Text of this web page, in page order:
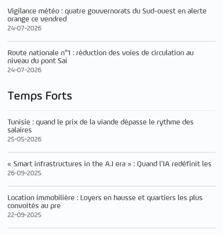
Vigilance météo : quatre gouvernorats du Sud-ouest en alerte
orange ce vendred
24-07-2026
Route nationale n°1 : réduction des voies de circulation au
niveau du pont Sai
24-07-2026
Temps Forts
Tunisie : quand le prix de la viande dépasse le rythme des
salaires
25-05-2026
« Smart infrastructures in the A.I era » : Quand l’IA redéfinit les
26-09-2025
Location immobilière : Loyers en hausse et quartiers les plus
convoités au pre
22-09-2025